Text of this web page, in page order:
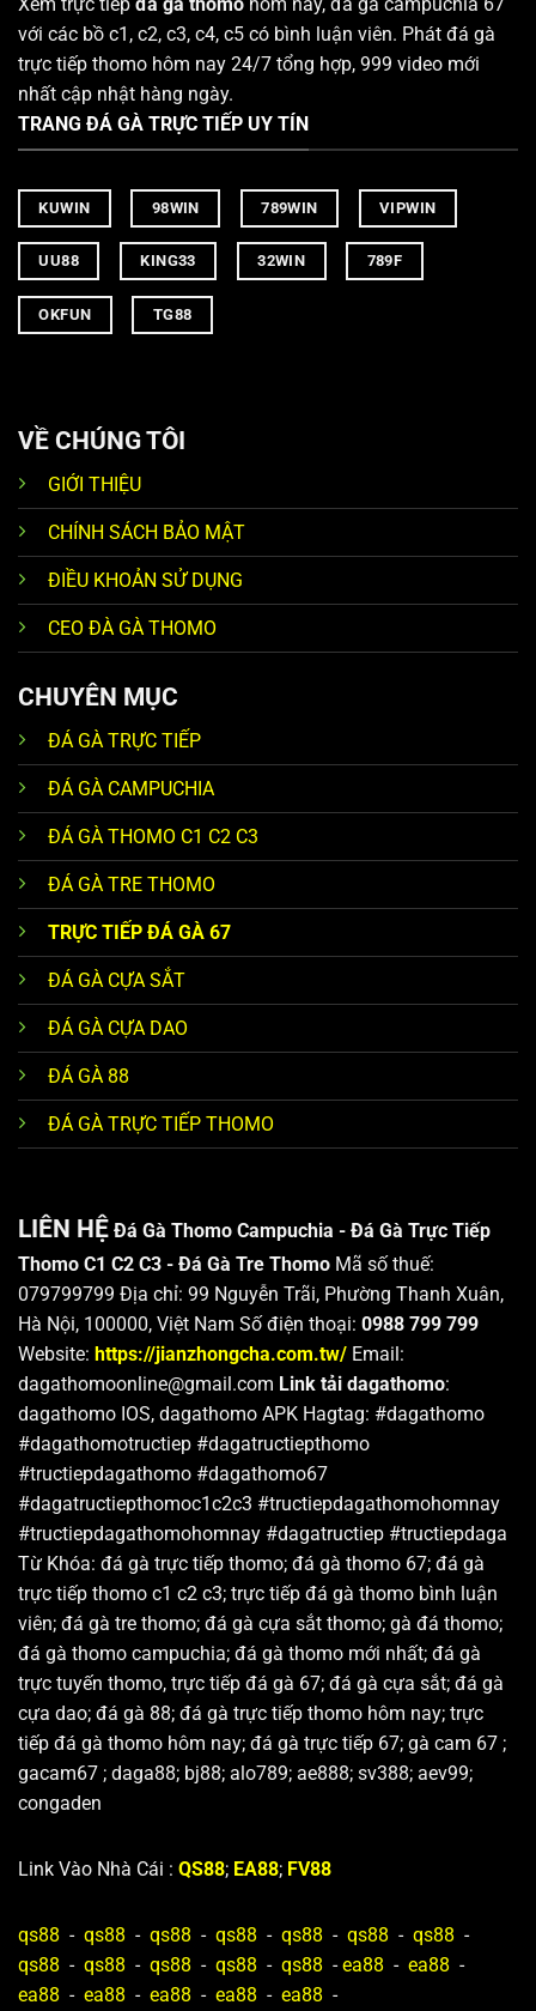
với các bồ c1, c2, c3, c4, c5 có bình luận viên. Phát đá gà
trực tiếp thomo hôm nay 24/7 tổng hợp, 999 video mới
nhất cập nhật hàng ngày.
TRANG ĐÁ GÀ TRỰC TIẾP UY TÍN
KUWIN 98WIN 789WIN VIPWIN
UU88 KING33 32WIN 789F
OKFUN TG88
VỀ CHÚNG TÔI
GIỚI THIỆU
CHÍNH SÁCH BẢO MẬT
ĐIỀU KHOẢN SỬ DỤNG
CEO ĐÀ GÀ THOMO
CHUYÊN MỤC
ĐÁ GÀ TRỰC TIẾP
ĐÁ GÀ CAMPUCHIA
ĐÁ GÀ THOMO C1 C2 C3
ĐÁ GÀ TRE THOMO
TRỰC TIẾP ĐÁ GÀ 67
ĐÁ GÀ CỰA SẮT
ĐÁ GÀ CỰA DAO
ĐÁ GÀ 88
ĐÁ GÀ TRỰC TIẾP THOMO
LIÊN HỆ Đá Gà Thomo Campuchia - Đá Gà Trực Tiếp
Thomo C1 C2 C3 - Đá Gà Tre Thomo Mã số thuế:
079799799 Địa chỉ: 99 Nguyễn Trãi, Phường Thanh Xuân,
Hà Nội, 100000, Việt Nam Số điện thoại: 0988 799 799
Website: https://jianzhongcha.com.tw/ Email:
dagathomoonline@gmail.com Link tải dagathomo:
dagathomo IOS, dagathomo APK Hagtag: #dagathomo
#dagathomotructiep #dagatructiepthomo
#tructiepdagathomo #dagathomo67
#dagatructiepthomoc1c2c3 #tructiepdagathomohomnay
#tructiepdagathomohomnay #dagatructiep #tructiepdaga
Từ Khóa: đá gà trực tiếp thomo; đá gà thomo 67; đá gà
trực tiếp thomo c1 c2 c3; trực tiếp đá gà thomo bình luận
viên; đá gà tre thomo; đá gà cựa sắt thomo; gà đá thomo;
đá gà thomo campuchia; đá gà thomo mới nhất; đá gà
trực tuyến thomo, trực tiếp đá gà 67; đá gà cựa sắt; đá gà
cựa dao; đá gà 88; đá gà trực tiếp thomo hôm nay; trực
tiếp đá gà thomo hôm nay; đá gà trực tiếp 67; gà cam 67 ;
gacam67 ; daga88; bj88; alo789; ae888; sv388; aev99;
congaden
Link Vào Nhà Cái : QS88; EA88; FV88
qs88 - qs88 - qs88 - qs88 - qs88 - qs88 - qs88 -
qs88 - qs88 - qs88 - qs88 - qs88 -ea88 - ea88 -
ea88 - ea88 - ea88 - ea88 - ea88 -